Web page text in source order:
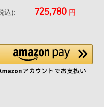
付属 / 前面 USB 2ポート
ータに対応しています。
込): 円